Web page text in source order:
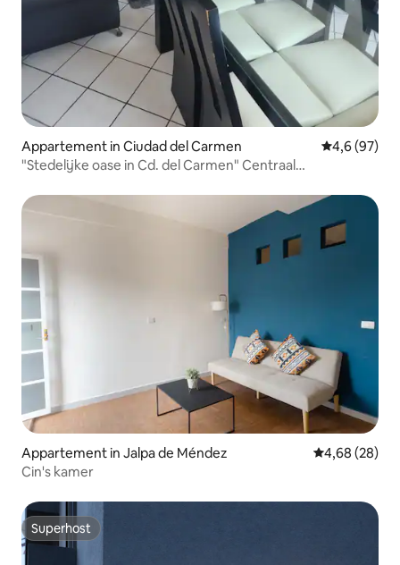
Appartement in Ciudad del Carmen Gemiddelde
4,6 (97)
"Stedelijke oase in Cd. del Carmen" Centraal
Appartement in Jalpa de Méndez Gemiddelde
4,68 (28)
Cin's kamer
Superhost
Superhost